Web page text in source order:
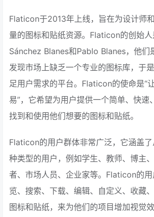
Flaticon于2013年上线，旨在为设计师
量的图标和贴纸资源。Flaticon的创始
Sánchez Blanes和Pablo Blanes，他们
发现市场上缺乏一个专业的图标库，于
足用户需求的平台。Flaticon的使命是“
易”，它希望为用户提供一个简单、快速
找到和使用他们想要的图标和贴纸。
Flaticon的用户群体非常广泛，它涵盖
种类型的用户，例如学生、教师、博主
者、市场人员、企业家等。Flaticon的用
览、搜索、下载、编辑、自定义、收藏
图标和贴纸，来为他们的项目增加视觉效